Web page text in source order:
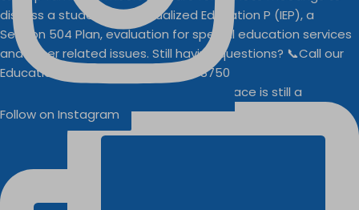
Buddy Walk vendor space is still a
Follow on Instagram